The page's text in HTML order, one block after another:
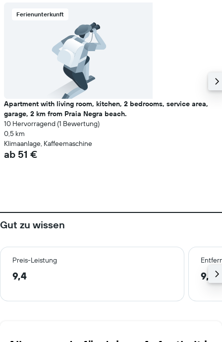
Ferienunterkunft
Apartment with living room, kitchen, 2 bedrooms, service area,
garage, 2 km from Praia Negra beach.
10 Hervorragend (1 Bewertung)
0,5 km
Klimaanlage, Kaffeemaschine
ab 51 €
Gut zu wissen
Preis-Leistung
9,4 9,8